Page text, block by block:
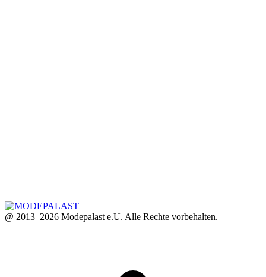
@ 2013–2026 Modepalast e.U. Alle Rechte vorbehalten.